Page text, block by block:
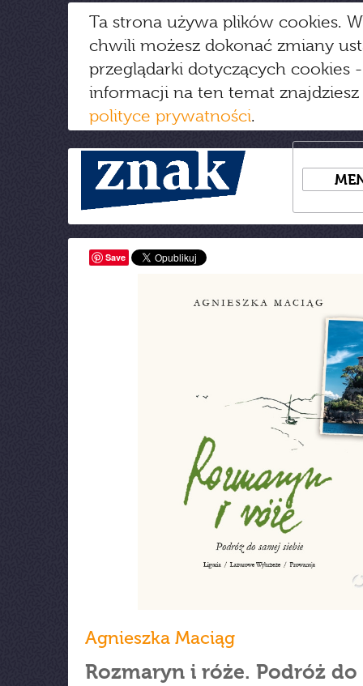
Ta strona używa plików cookies.
chwili możesz dokonać zmiany
przeglądarki dotyczących cookies
informacji na ten temat
polityce prywatności.
Save
Agnieszka Maciąg
Rozmaryn i róże. Podróż do